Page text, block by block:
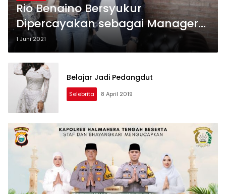
Rio Benaino Bersyukur
Dipercayakan sebagai Manager
Artis Tisya Erni
1 Juni 2021
Belajar Jadi Pedangdut
Selebrita 8 April 2019